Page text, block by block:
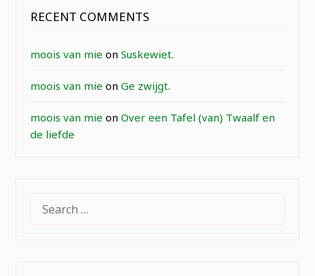
RECENT COMMENTS
moois van mie onSuskewiet.
moois van mie onGe zwijgt.
moois van mie onOver een Tafel (van) Twaalf en
de liefde
FOR: